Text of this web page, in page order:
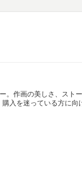
。作画の美しさ、スト
入を迷っている方に向